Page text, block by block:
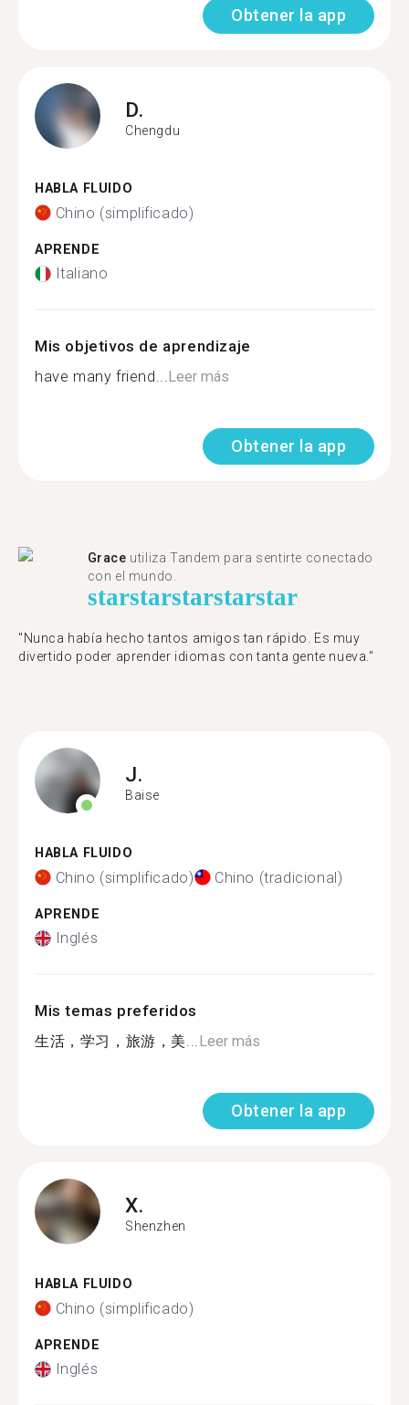
Obtener la app
D.
Chengdu
HABLA FLUIDO
Chino (simplificado)
APRENDE
Italiano
Mis objetivos de aprendizaje
have many friend...Leer más
Obtener la app
Grace utiliza Tandem para sentirte conectado
con el mundo.
starstarstarstarstar
"Nunca había hecho tantos amigos tan rápido. Es muy
divertido poder aprender idiomas con tanta gente nueva."
J.
Baise
HABLA FLUIDO
Chino (simplificado) Chino (tradicional)
APRENDE
Inglés
Mis temas preferidos
生活，学习，旅游，美...Leer más
Obtener la app
X.
Shenzhen
HABLA FLUIDO
Chino (simplificado)
APRENDE
Inglés